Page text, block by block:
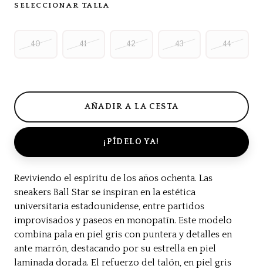
SELECCIONAR TALLA
40 41 42 43 44
¡PÍDELO YA!
Reviviendo el espíritu de los años ochenta. Las
sneakers Ball Star se inspiran en la estética
universitaria estadounidense, entre partidos
improvisados y paseos en monopatín. Este modelo
combina pala en piel gris con puntera y detalles en
ante marrón, destacando por su estrella en piel
laminada dorada. El refuerzo del talón, en piel gris